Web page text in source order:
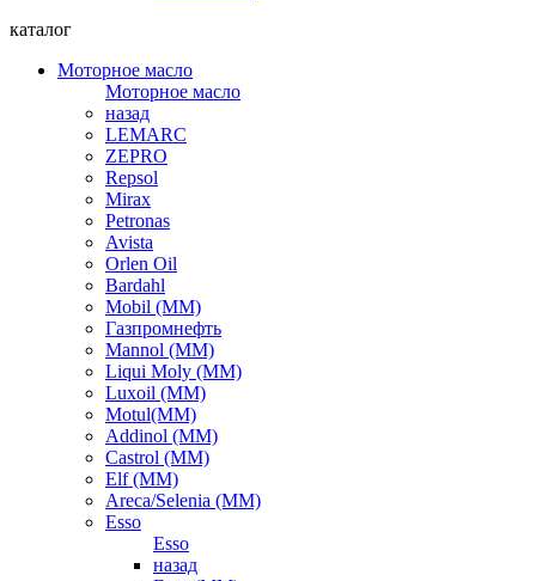
каталог
Моторное масло
Моторное масло
назад
LEMARC
ZEPRO
Repsol
Mirax
Petronas
Avista
Orlen Oil
Bardahl
Mobil (ММ)
Газпромнефть
Mannol (ММ)
Liqui Moly (ММ)
Luxoil (ММ)
Motul(ММ)
Addinol (ММ)
Castrol (ММ)
Elf (ММ)
Areca/Selenia (ММ)
Esso
Esso
назад